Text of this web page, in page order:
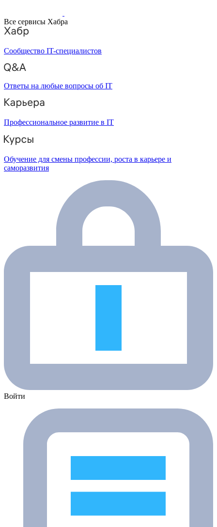
Все сервисы Хабра
Сообщество IT-специалистов
Ответы на любые вопросы об IT
Профессиональное развитие в IT
Обучение для смены профессии, роста в карьере и
саморазвития
Войти